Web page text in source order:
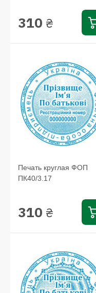
310 ₴
Печать круглая ФОП
ПК40/3.17
310 ₴